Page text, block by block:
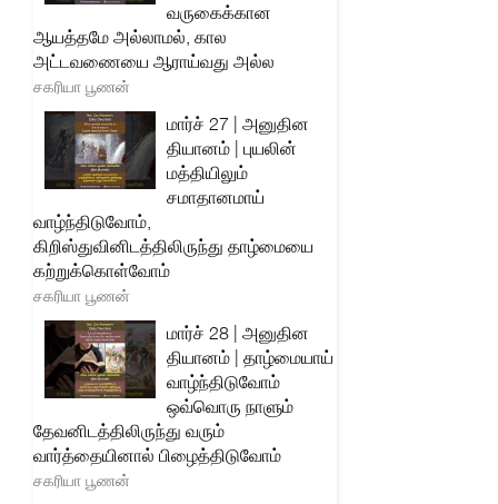
வருகைக்கான
ஆயத்தமே அல்லாமல், கால
அட்டவணையை ஆராய்வது அல்ல
சகரியா பூணன்
மார்ச் 27 | அனுதின
தியானம் | புயலின்
மத்தியிலும்
சமாதானமாய்
வாழ்ந்திடுவோம்,
கிறிஸ்துவினிடத்திலிருந்து தாழ்மையை
கற்றுக்கொள்வோம்
சகரியா பூணன்
மார்ச் 28 | அனுதின
தியானம் | தாழ்மையாய்
வாழ்ந்திடுவோம்
ஒவ்வொரு நாளும்
தேவனிடத்திலிருந்து வரும்
வார்த்தையினால் பிழைத்திடுவோம்
சகரியா பூணன்